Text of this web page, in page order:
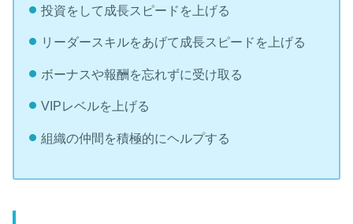
投資をして成長スピードを上げる
リーダースキルをあげて成長スピードを上げる
ボーナスや報酬を忘れずに受け取る
VIPレベルを上げる
組織の仲間を積極的にヘルプする